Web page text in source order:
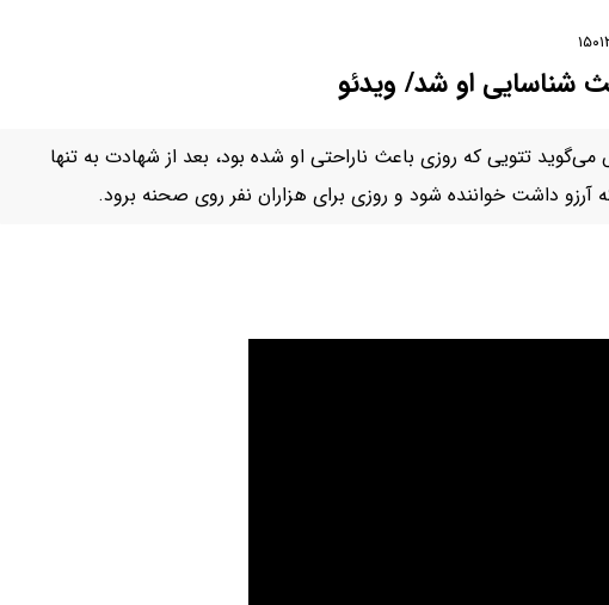
شناسایی او شد/ ویدئو
می‌گوید تتویی که روزی باعث ناراحتی او شده بود، بعد از شهادت به تنها
داشت خواننده شود و روزی برای هزاران نفر روی صحنه برود.